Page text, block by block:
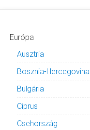
Európa
Ausztria
Bosznia-Hercegovina
Bulgária
Ciprus
Csehország